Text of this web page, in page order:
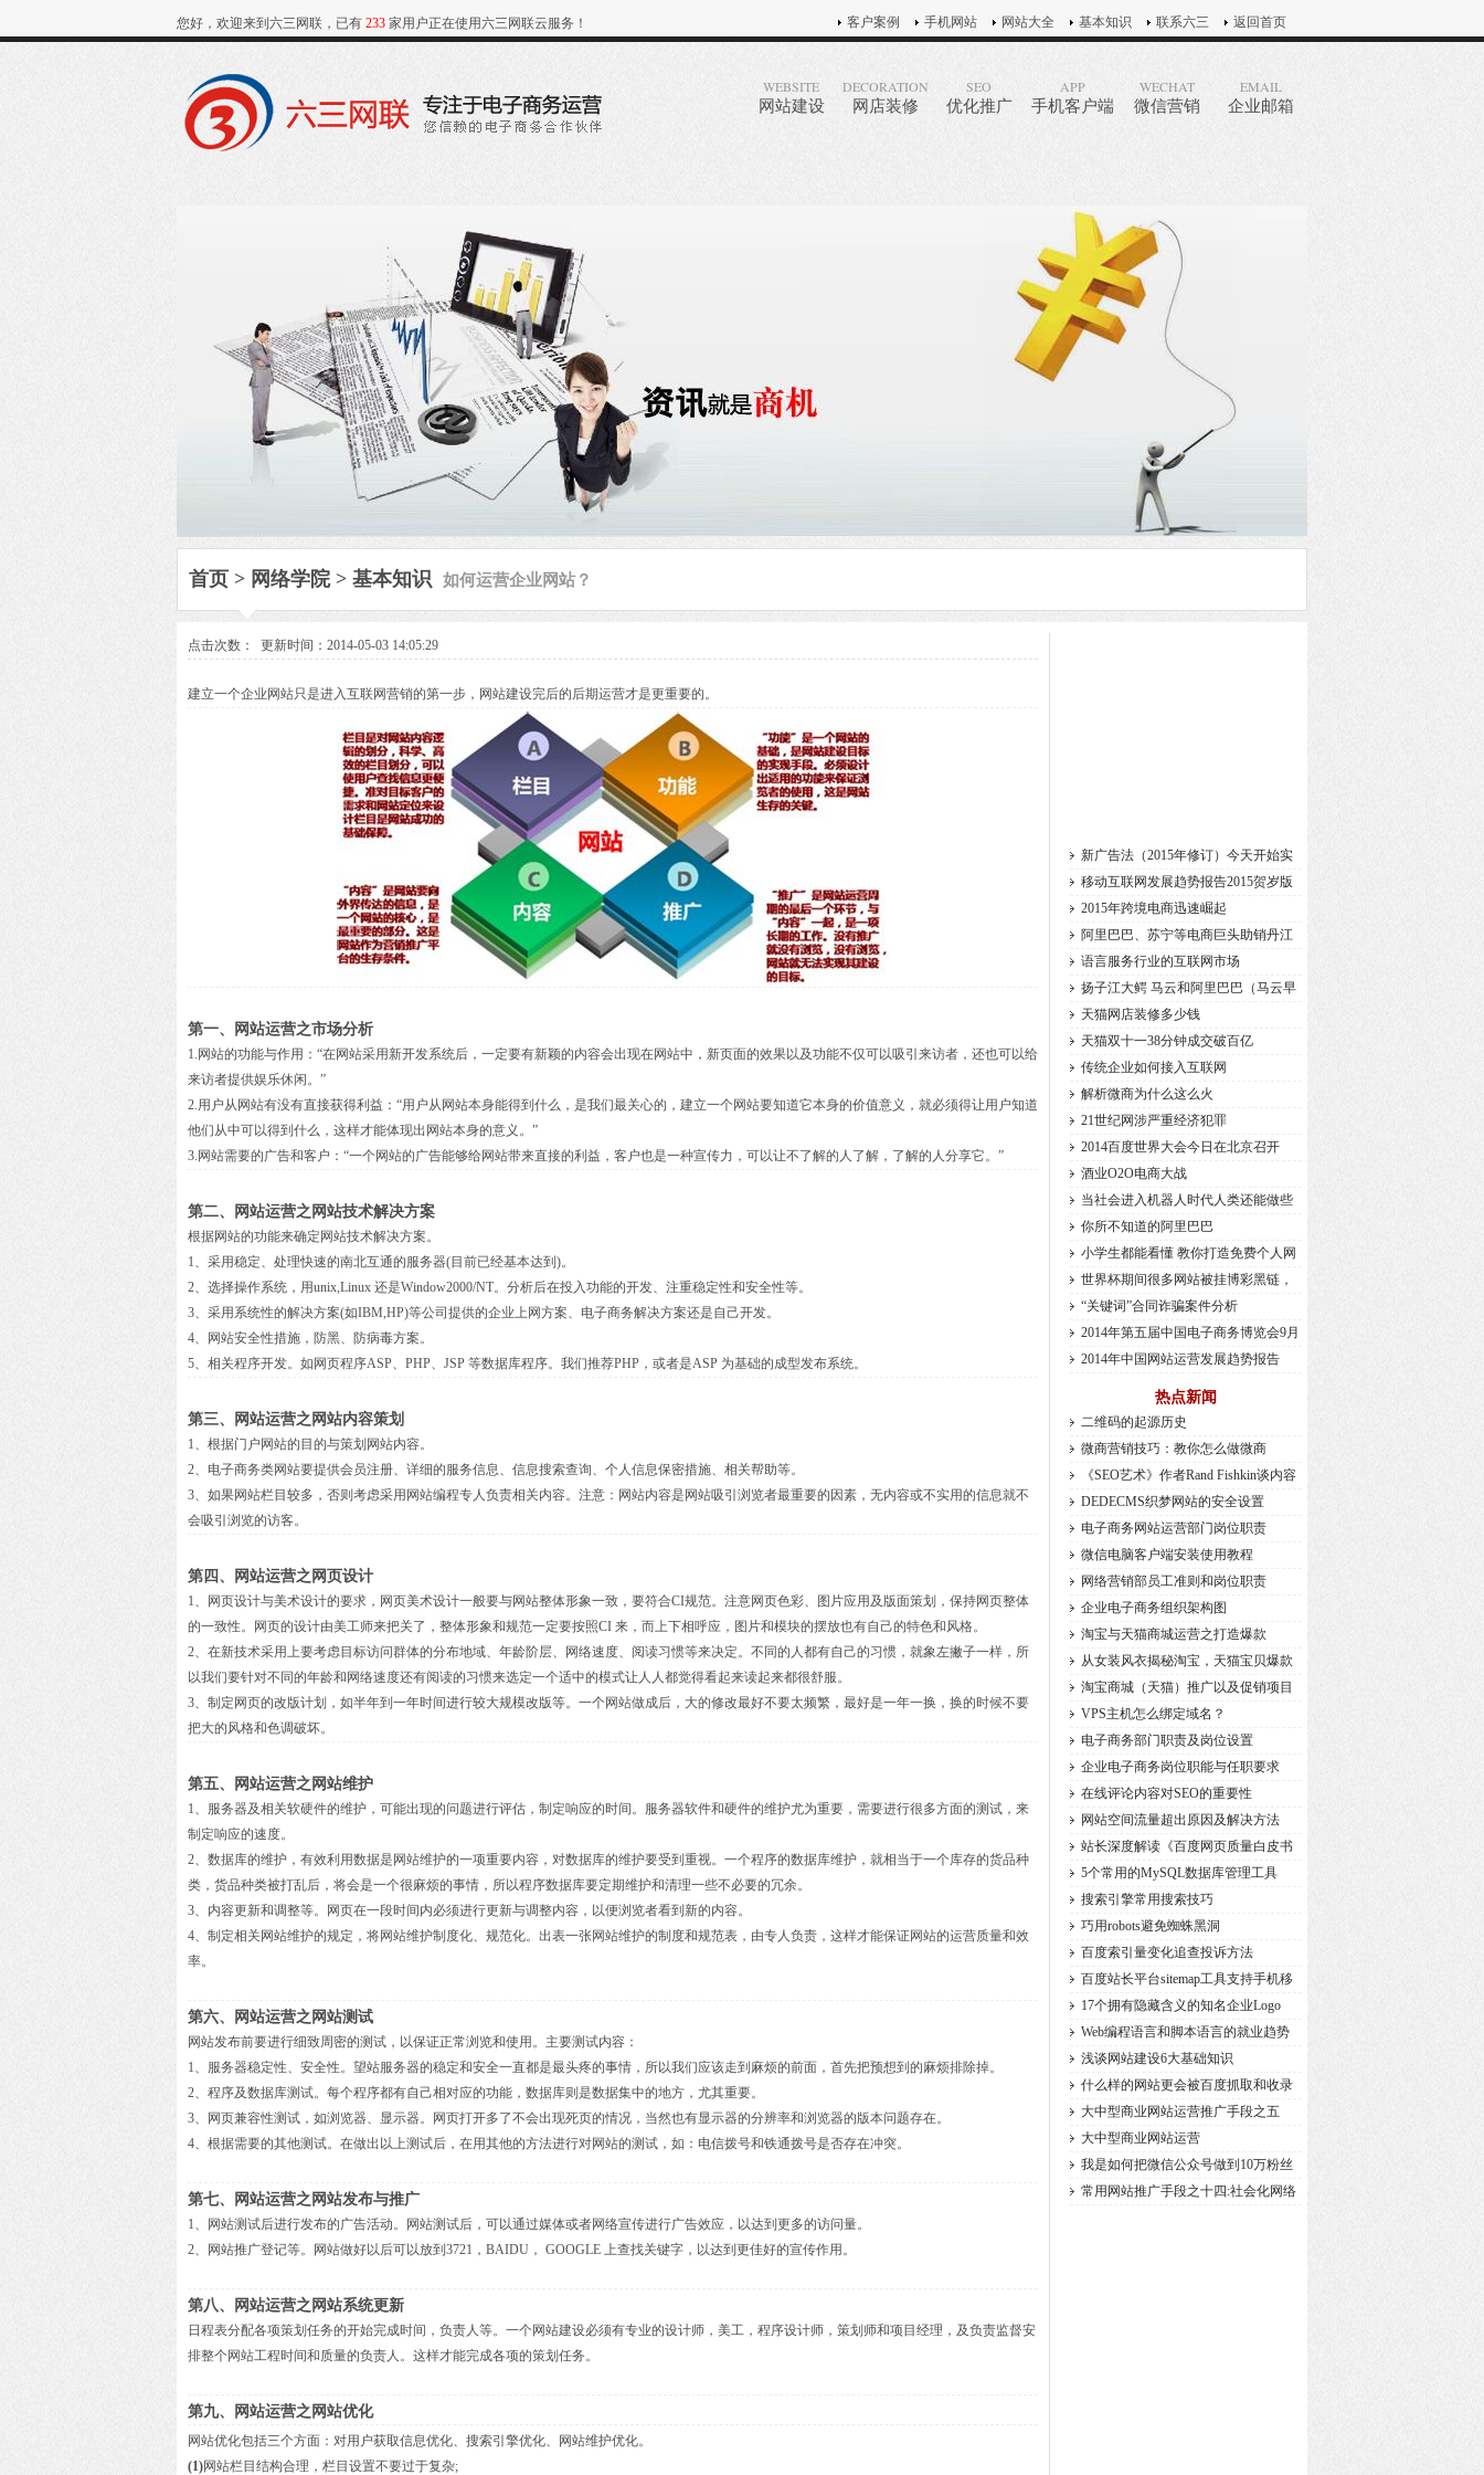
您好，欢迎来到六三网联，已有 233 家用户正在使用六三网联云服务！ 客户案例 手机网站 网站大全 基本知识 联系六三 返回首页
WEBSITE
网站建设
DECORATION
网店装修
SEO
优化推广
APP
手机客户端
WECHAT
微信营销
EMAIL
企业邮箱
首页 > 网络学院> 基本知识 如何运营企业网站？
点击次数： 更新时间：2014-05-03 14:05:29
建立一个企业网站只是进入互联网营销的第一步，网站建设完后的后期运营才是更重要的。
第一、网站运营之市场分析
1.网站的功能与作用：“在网站采用新开发系统后，一定要有新颖的内容会出现在网站中，新页面的效果以及功能不仅可以吸引来访者，还也可以给
来访者提供娱乐休闲。”
2.用户从网站有没有直接获得利益：“用户从网站本身能得到什么，是我们最关心的，建立一个网站要知道它本身的价值意义，就必须得让用户知道
他们从中可以得到什么，这样才能体现出网站本身的意义。”
3.网站需要的广告和客户：“一个网站的广告能够给网站带来直接的利益，客户也是一种宣传力，可以让不了解的人了解，了解的人分享它。”
第二、网站运营之网站技术解决方案
根据网站的功能来确定网站技术解决方案。
1、采用稳定、处理快速的南北互通的服务器(目前已经基本达到)。
2、选择操作系统，用unix,Linux 还是Window2000/NT。分析后在投入功能的开发、注重稳定性和安全性等。
3、采用系统性的解决方案(如IBM,HP)等公司提供的企业上网方案、电子商务解决方案还是自己开发。
4、网站安全性措施，防黑、防病毒方案。
5、相关程序开发。如网页程序ASP、PHP、JSP 等数据库程序。我们推荐PHP，或者是ASP 为基础的成型发布系统。
第三、网站运营之网站内容策划
1、根据门户网站的目的与策划网站内容。
2、电子商务类网站要提供会员注册、详细的服务信息、信息搜索查询、个人信息保密措施、相关帮助等。
3、如果网站栏目较多，否则考虑采用网站编程专人负责相关内容。注意：网站内容是网站吸引浏览者最重要的因素，无内容或不实用的信息就不
会吸引浏览的访客。
第四、网站运营之网页设计
1、网页设计与美术设计的要求，网页美术设计一般要与网站整体形象一致，要符合CI规范。注意网页色彩、图片应用及版面策划，保持网页整体
的一致性。网页的设计由美工师来把关了，整体形象和规范一定要按照CI 来，而上下相呼应，图片和模块的摆放也有自己的特色和风格。
2、在新技术采用上要考虑目标访问群体的分布地域、年龄阶层、网络速度、阅读习惯等来决定。不同的人都有自己的习惯，就象左撇子一样，所
以我们要针对不同的年龄和网络速度还有阅读的习惯来选定一个适中的模式让人人都觉得看起来读起来都很舒服。
3、制定网页的改版计划，如半年到一年时间进行较大规模改版等。一个网站做成后，大的修改最好不要太频繁，最好是一年一换，换的时候不要
把大的风格和色调破坏。
第五、网站运营之网站维护
1、服务器及相关软硬件的维护，可能出现的问题进行评估，制定响应的时间。服务器软件和硬件的维护尤为重要，需要进行很多方面的测试，来
制定响应的速度。
2、数据库的维护，有效利用数据是网站维护的一项重要内容，对数据库的维护要受到重视。一个程序的数据库维护，就相当于一个库存的货品种
类，货品种类被打乱后，将会是一个很麻烦的事情，所以程序数据库要定期维护和清理一些不必要的冗余。
3、内容更新和调整等。网页在一段时间内必须进行更新与调整内容，以便浏览者看到新的内容。
4、制定相关网站维护的规定，将网站维护制度化、规范化。出表一张网站维护的制度和规范表，由专人负责，这样才能保证网站的运营质量和效
率。
第六、网站运营之网站测试
网站发布前要进行细致周密的测试，以保证正常浏览和使用。主要测试内容：
1、服务器稳定性、安全性。望站服务器的稳定和安全一直都是最头疼的事情，所以我们应该走到麻烦的前面，首先把预想到的麻烦排除掉。
2、程序及数据库测试。每个程序都有自己相对应的功能，数据库则是数据集中的地方，尤其重要。
3、网页兼容性测试，如浏览器、显示器。网页打开多了不会出现死页的情况，当然也有显示器的分辨率和浏览器的版本问题存在。
4、根据需要的其他测试。在做出以上测试后，在用其他的方法进行对网站的测试，如：电信拨号和铁通拨号是否存在冲突。
第七、网站运营之网站发布与推广
1、网站测试后进行发布的广告活动。网站测试后，可以通过媒体或者网络宣传进行广告效应，以达到更多的访问量。
2、网站推广登记等。网站做好以后可以放到3721，BAIDU， GOOGLE 上查找关键字，以达到更佳好的宣传作用。
第八、网站运营之网站系统更新
日程表分配各项策划任务的开始完成时间，负责人等。一个网站建设必须有专业的设计师，美工，程序设计师，策划师和项目经理，及负责监督安
排整个网站工程时间和质量的负责人。这样才能完成各项的策划任务。
第九、网站运营之网站优化
网站优化包括三个方面：对用户获取信息优化、搜索引擎优化、网站维护优化。
(1)网站栏目结构合理，栏目设置不要过于复杂;
新广告法（2015年修订）今天开始实
施
移动互联网发展趋势报告2015贺岁版
2015年跨境电商迅速崛起
阿里巴巴、苏宁等电商巨头助销丹江
语言服务行业的互联网市场
扬子江大鳄 马云和阿里巴巴（马云早
天猫网店装修多少钱
天猫双十一38分钟成交破百亿
传统企业如何接入互联网
解析微商为什么这么火
21世纪网涉严重经济犯罪
2014百度世界大会今日在北京召开
酒业O2O电商大战
当社会进入机器人时代人类还能做些
你所不知道的阿里巴巴
小学生都能看懂 教你打造免费个人网
世界杯期间很多网站被挂博彩黑链，
“关键词”合同诈骗案件分析
2014年第五届中国电子商务博览会9月
2014年中国网站运营发展趋势报告
热点新闻
二维码的起源历史
微商营销技巧：教你怎么做微商
《SEO艺术》作者Rand Fishkin谈内容
营销
DEDECMS织梦网站的安全设置
电子商务网站运营部门岗位职责
微信电脑客户端安装使用教程
网络营销部员工准则和岗位职责
企业电子商务组织架构图
淘宝与天猫商城运营之打造爆款
从女装风衣揭秘淘宝，天猫宝贝爆款
淘宝商城（天猫）推广以及促销项目
VPS主机怎么绑定域名？
电子商务部门职责及岗位设置
企业电子商务岗位职能与任职要求
在线评论内容对SEO的重要性
网站空间流量超出原因及解决方法
站长深度解读《百度网页质量白皮书
5个常用的MySQL数据库管理工具
搜索引擎常用搜索技巧
巧用robots避免蜘蛛黑洞
百度索引量变化追查投诉方法
百度站长平台sitemap工具支持手机移
动
17个拥有隐藏含义的知名企业Logo
Web编程语言和脚本语言的就业趋势
浅谈网站建设6大基础知识
什么样的网站更会被百度抓取和收录
大中型商业网站运营推广手段之五
大中型商业网站运营
我是如何把微信公众号做到10万粉丝
常用网站推广手段之十四:社会化网络